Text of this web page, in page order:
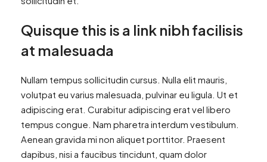
Quisque this is a link nibh facilisis
at malesuada
Nullam tempus sollicitudin cursus. Nulla elit mauris,
volutpat eu varius malesuada, pulvinar eu ligula. Ut et
adipiscing erat. Curabitur adipiscing erat vel libero
tempus congue. Nam pharetra interdum vestibulum.
Aenean gravida mi non aliquet porttitor. Praesent
dapibus, nisi a faucibus tincidunt, quam dolor